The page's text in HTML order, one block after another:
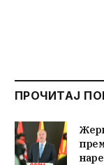
ПРОЧИТАЈ